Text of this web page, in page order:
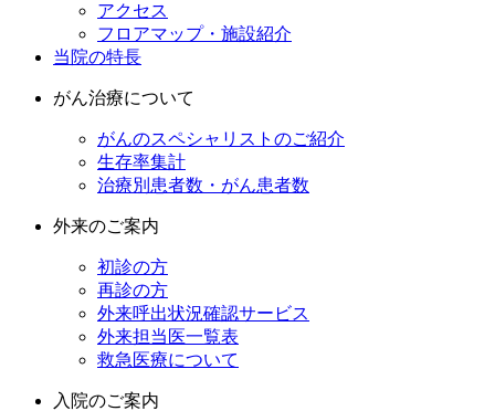
アクセス
フロアマップ・施設紹介
当院の特長
がん治療について
がんのスペシャリストのご紹介
生存率集計
治療別患者数・がん患者数
外来のご案内
初診の方
再診の方
外来呼出状況確認サービス
外来担当医一覧表
救急医療について
入院のご案内